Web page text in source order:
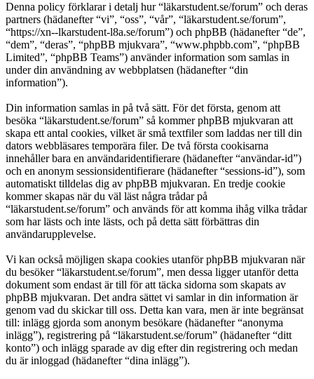
Denna policy förklarar i detalj hur “läkarstudent.se/forum” och deras
partners (hädanefter “vi”, “oss”, “vår”, “läkarstudent.se/forum”,
“https://xn--lkarstudent-l8a.se/forum”) och phpBB (hädanefter “de”,
“dem”, “deras”, “phpBB mjukvara”, “www.phpbb.com”, “phpBB
Limited”, “phpBB Teams”) använder information som samlas in
under din användning av webbplatsen (hädanefter “din
information”).
Din information samlas in på två sätt. För det första, genom att
besöka “läkarstudent.se/forum” så kommer phpBB mjukvaran att
skapa ett antal cookies, vilket är små textfiler som laddas ner till din
dators webbläsares temporära filer. De två första cookisarna
innehåller bara en användaridentifierare (hädanefter “användar-id”)
och en anonym sessionsidentifierare (hädanefter “sessions-id”), som
automatiskt tilldelas dig av phpBB mjukvaran. En tredje cookie
kommer skapas när du väl läst några trådar på
“läkarstudent.se/forum” och används för att komma ihåg vilka trådar
som har lästs och inte lästs, och på detta sätt förbättras din
användarupplevelse.
Vi kan också möjligen skapa cookies utanför phpBB mjukvaran när
du besöker “läkarstudent.se/forum”, men dessa ligger utanför detta
dokument som endast är till för att täcka sidorna som skapats av
phpBB mjukvaran. Det andra sättet vi samlar in din information är
genom vad du skickar till oss. Detta kan vara, men är inte begränsat
till: inlägg gjorda som anonym besökare (hädanefter “anonyma
inlägg”), registrering på “läkarstudent.se/forum” (hädanefter “ditt
konto”) och inlägg sparade av dig efter din registrering och medan
du är inloggad (hädanefter “dina inlägg”).